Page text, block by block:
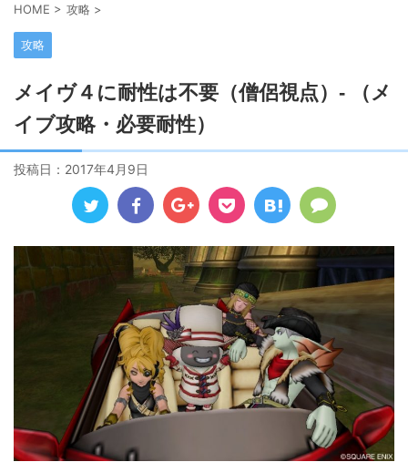
HOME > 攻略 >
攻略
メイヴ４に耐性は不要（僧侶視点）- （メ
イブ攻略・必要耐性）
投稿日： 2017年4月9日